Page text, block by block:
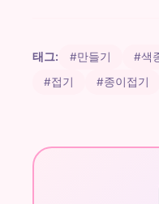
태그: #만들기 #색
#접기
#종이접기